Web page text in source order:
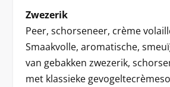
Zwezerik
Peer, schorseneer, crème
Smaakvolle, aromatische,
van gebakken zwezerik,
met klassieke